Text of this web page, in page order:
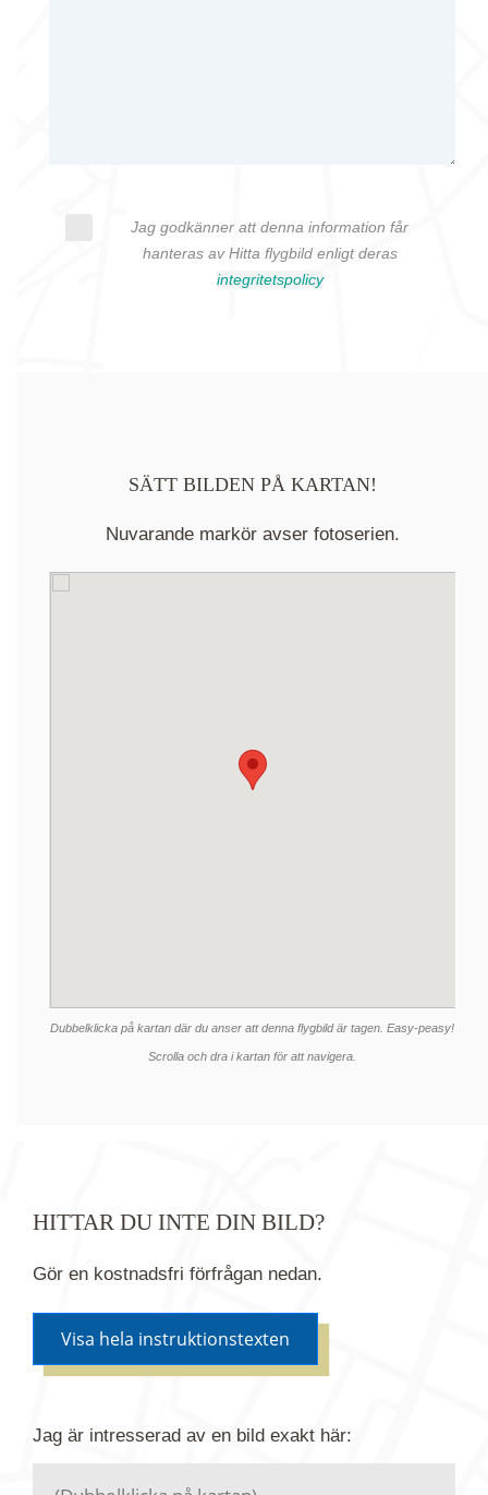
Jag godkänner att denna information får
hanteras av Hitta flygbild enligt deras
integritetspolicy
SÄTT BILDEN PÅ KARTAN!
Nuvarande markör avser fotoserien.
Dubbelklicka på kartan där du anser att denna flygbild är tagen. Easy-peasy!
Scrolla och dra i kartan för att navigera.
HITTAR DU INTE DIN BILD?
Gör en kostnadsfri förfrågan nedan.
Visa hela instruktionstexten
Jag är intresserad av en bild exakt här: